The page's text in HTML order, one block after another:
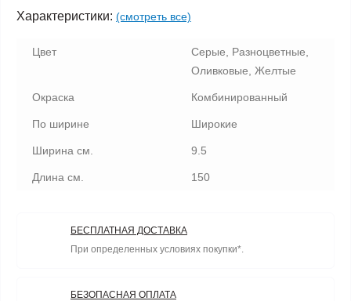
Характеристики: (смотреть все)
Цвет
Серые, Разноцветные,
Оливковые, Желтые
Окраска Комбинированный
По ширине Широкие
Ширина см. 9.5
Длина см. 150
БЕСПЛАТНАЯ ДОСТАВКА
При определенных условиях покупки*.
БЕЗОПАСНАЯ ОПЛАТА